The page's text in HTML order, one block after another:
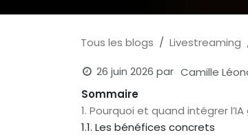
Tous les blogs Livestreaming
26 juin 2026 par Camille
Sommaire
1. Pourquoi et quand intégrer
1.1. Les bénéfices concrets